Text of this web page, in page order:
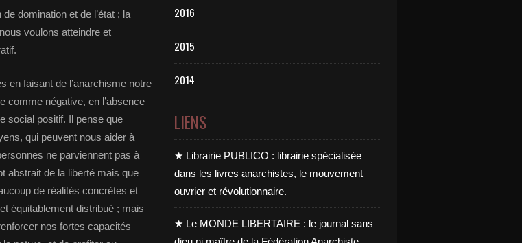
domination et de l’état ; la
voulons atteindre et
en faisant de l’anarchisme notre
comme négative, en l’absence
social positif. Il pense que
qui peuvent nous aider à
ne parviennent pas à
abstrait de la liberté mais que
de réalités concrètes et
équitablement distribué ; mais
nos fortes capacités
2016
2015
2014
LIENS
★ Librairie PUBLICO : librairie spécialisée
dans les livres anarchistes, le mouvement
ouvrier et révolutionnaire.
★ Le MONDE LIBERTAIRE : le journal sans